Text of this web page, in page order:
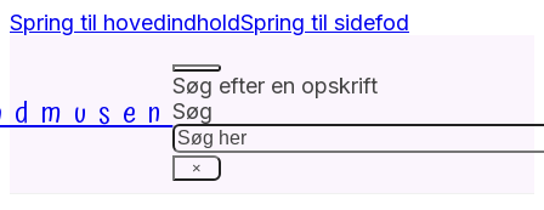
Spring til hovedindholdSpring til sidefod
Søg efter en opskrift
Søg
×